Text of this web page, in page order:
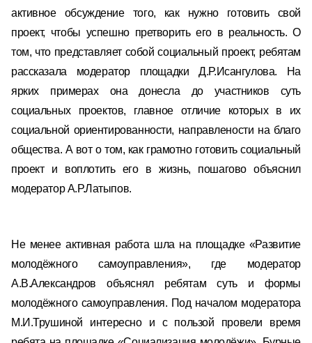
активное обсуждение того, как нужно готовить свой
проект, чтобы успешно претворить его в реальность. О
том, что представляет собой социальный проект, ребятам
рассказала модератор площадки Д.Р.Исангулова. На
ярких примерах она донесла до участников суть
социальных проектов, главное отличие которых в их
социальной ориентированности, направлености на благо
общества. А вот о том, как грамотно готовить социальный
проект и воплотить его в жизнь, пошагово объяснил
модератор А.Р.Латыпов.
Не менее активная работа шла на площадке «Развитие
молодёжного самоуправления», где модератор
А.В.Александров объяснял ребятам суть и формы
молодёжного самоуправления. Под началом модератора
М.И.Трушиной интересно и с пользой провели время